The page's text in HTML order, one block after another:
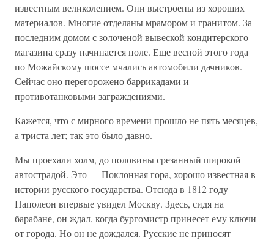
известным великолепием. Они выстроены из хороших
материалов. Многие отделаны мрамором и гранитом. За
последним домом с золоченой вывеской кондитерского
магазина сразу начинается поле. Еще весной этого года
по Можайскому шоссе мчались автомобили дачников.
Сейчас оно перегорожено баррикадами и
противотанковыми заграждениями.
Кажется, что с мирного времени прошло не пять месяцев,
а триста лет; так это было давно.
Мы проехали холм, до половины срезанный широкой
автострадой. Это — Поклонная гора, хорошо известная в
истории русского государства. Отсюда в 1812 году
Наполеон впервые увидел Москву. Здесь, сидя на
барабане, он ждал, когда бургомистр принесет ему ключи
от города. Но он не дождался. Русские не приносят